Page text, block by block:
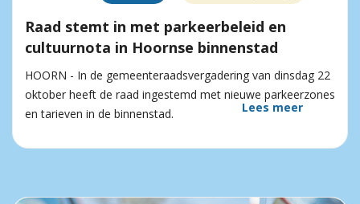
Raad stemt in met parkeerbeleid en
cultuurnota in Hoornse binnenstad
HOORN - In de gemeenteraadsvergadering van dinsdag 22
oktober heeft de raad ingestemd met nieuwe parkeerzones
en tarieven in de binnenstad.
Lees meer